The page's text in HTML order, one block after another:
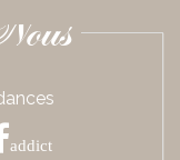
addict